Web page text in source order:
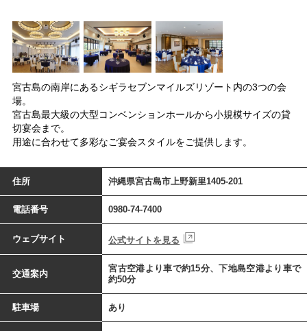
宮古島の南岸にあるシギラセブンマイルズリゾート内の3つの会
場。
宮古島最大級の大型コンベンションホールから小規模サイズの貸
切宴会まで。
用途に合わせて多彩なご宴会スタイルをご提供します。
住所 沖縄県宮古島市上野新里1405-201
電話番号 0980-74-7400
ウェブサイト 公式サイトを見る
交通案内
宮古空港より車で約15分、下地島空港より車で
約50分
駐車場 あり